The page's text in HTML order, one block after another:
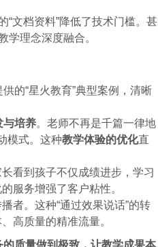
“文档资料”降低了技术门槛。甚
学理念深度融合。
的“星火教育”典型案例，清晰
与培养。老师不再是千篇一律地
模式。这种教学体验的优化直
看到孩子不仅成绩进步，学习
服务增强了客户粘性。
者。这种“通过效果说话”的转
高质量的精准流量。
的质量做到极致，让教学成果本